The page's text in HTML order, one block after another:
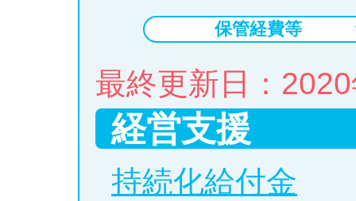
保管経費等
最終更新日：
経営支援
持続化給付金